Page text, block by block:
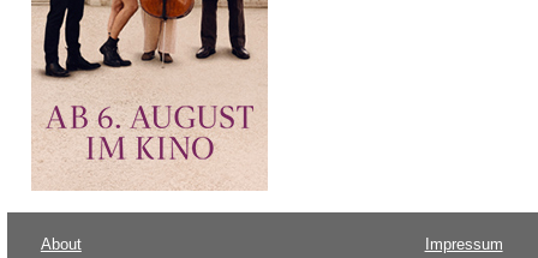
About Impressum